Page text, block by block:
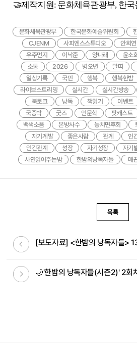
🤝제작지원: 문화체육관광부, 한국
문화체육관광부 한국문화예술위원회
CJENM
사피엔스스튜디오 안희연
우주먼지
이낙준 양나래 윤소희
소통
2026 병오년 말띠
일상기록
국민 행복 행복한밤
라이브스트리밍
실시간 실시간방송
북토크
낭독 책읽기 이벤트
국중박
굿즈 인문학 팟캐스트
백색소음
본방사수 놓치면후회
자기계발
좋은사람 관계 인
인간관계
성장 자기성장 자기
사연읽어주는밤
한밤의낭독자들 매
목록
이전글[보도자료] <한밤의 낭독자들>
다음글🌙'한밤의 낭독자들(시즌2)' 2회